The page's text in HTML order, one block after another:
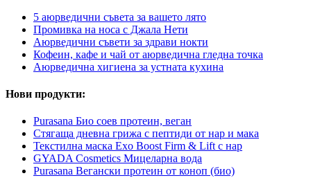
5 аюрведични съвета за вашето лято
Промивка на носа с Джала Нети
Аюрведични съвети за здрави нокти
Кофеин, кафе и чай от аюрведична гледна точка
Аюрведична хигиена за устната кухина
Нови продукти:
Purasana Био соев протеин, веган
Стягаща дневна грижа с пептиди от нар и мака
Текстилна маска Exo Boost Firm & Lift с нар
GYADA Cosmetics Мицеларна вода
Purasana Вегански протеин от коноп (био)